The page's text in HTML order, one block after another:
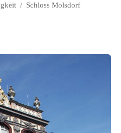
/ Schloss Molsdorf